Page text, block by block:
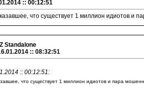
:: 00:12:51
что существует 1 миллион идиотов и
Standalone
:: 08:32:51
:: 00:12:51:
что существует 1 миллион идиотов и пара